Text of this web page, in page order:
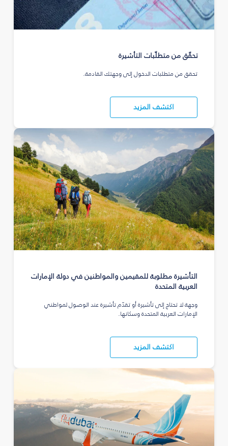
تحقّق من متطلّبات التأشيرة
تحقق من متطلبات الدخول إلى وجهتك القادمة.
اكتشف المزيد
التأشيرة مطلوبة للمقيمين والمواطنين في دولة الإمارات
العربية المتحدة
وجهة لا تحتاج إلى تأشيرة أو تقدّم تأشيرة عند الوصول لمواطني
الإمارات العربية المتحدة وسكانها.
اكتشف المزيد